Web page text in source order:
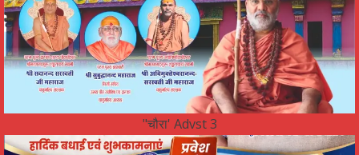
"चौरा' Advst 3